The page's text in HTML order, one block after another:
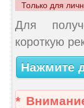
Только для
Для
короткую
Нажмите
*